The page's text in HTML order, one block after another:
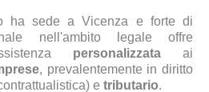
ha sede a Vicenza e forte di
nell'ambito legale offre
personalizzata ai
, prevalentemente in diritto
ontrattualistica) e tributario.